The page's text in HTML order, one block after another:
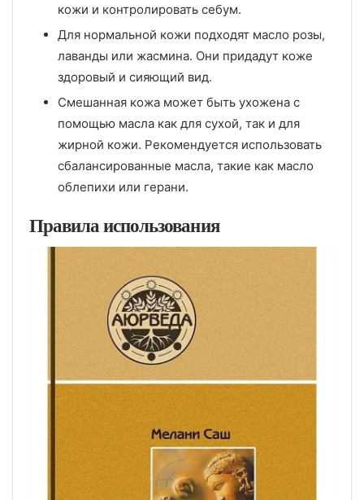
кожи и контролировать себум.
Для нормальной кожи подходят масло розы,
лаванды или жасмина. Они придадут коже
здоровый и сияющий вид.
Смешанная кожа может быть ухожена с
помощью масла как для сухой, так и для
жирной кожи. Рекомендуется использовать
сбалансированные масла, такие как масло
облепихи или герани.
Правила использования